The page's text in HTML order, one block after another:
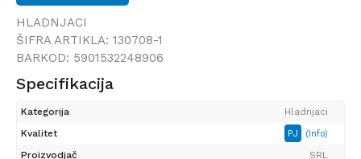
HLADNJACI
ŠIFRA ARTIKLA: 130708-1
BARKOD: 5901532248906
Specifikacija
Kategorija
Hladnjaci
Kvalitet
PJ (Info)
Proizvodjač
SRL